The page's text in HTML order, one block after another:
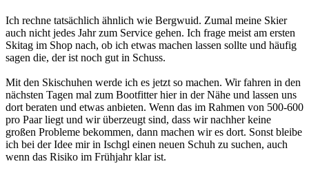
Ich rechne tatsächlich ähnlich wie Bergwuid. Zumal meine Skier
auch nicht jedes Jahr zum Service gehen. Ich frage meist am ersten
Skitag im Shop nach, ob ich etwas machen lassen sollte und häufig
sagen die, der ist noch gut in Schuss.
Mit den Skischuhen werde ich es jetzt so machen. Wir fahren in den
nächsten Tagen mal zum Bootfitter hier in der Nähe und lassen uns
dort beraten und etwas anbieten. Wenn das im Rahmen von 500-600
pro Paar liegt und wir überzeugt sind, dass wir nachher keine
großen Probleme bekommen, dann machen wir es dort. Sonst bleibe
ich bei der Idee mir in Ischgl einen neuen Schuh zu suchen, auch
wenn das Risiko im Frühjahr klar ist.